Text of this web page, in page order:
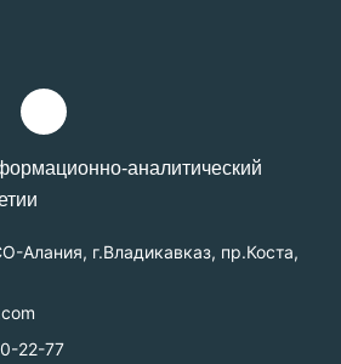
аналитический
Алания, г.Владикавказ, пр.Коста,
22-77